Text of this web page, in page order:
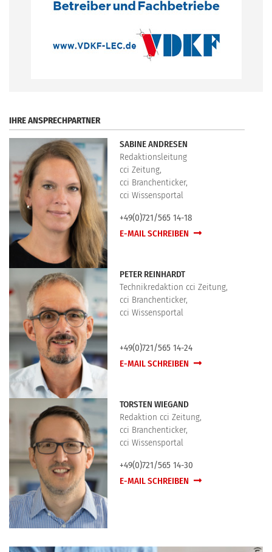
IHRE ANSPRECHPARTNER
SABINE ANDRESEN
Redaktionsleitung
cci Zeitung,
cci Branchenticker,
cci Wissensportal
+49(0)721/565 14-18
E-MAIL SCHREIBEN
PETER REINHARDT
Technikredaktion cci Zeitung,
cci Branchenticker,
cci Wissensportal
+49(0)721/565 14-24
E-MAIL SCHREIBEN
TORSTEN WIEGAND
Redaktion cci Zeitung,
cci Branchenticker,
cci Wissensportal
+49(0)721/565 14-30
E-MAIL SCHREIBEN